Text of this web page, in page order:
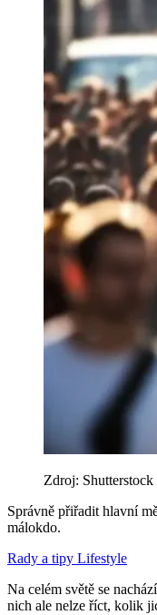
Zdroj: Shutterstock
Správně přiřadit hlavní
málokdo.
Rady a tipy Lifestyle
Na celém světě se
nich ale nelze říct, kolik